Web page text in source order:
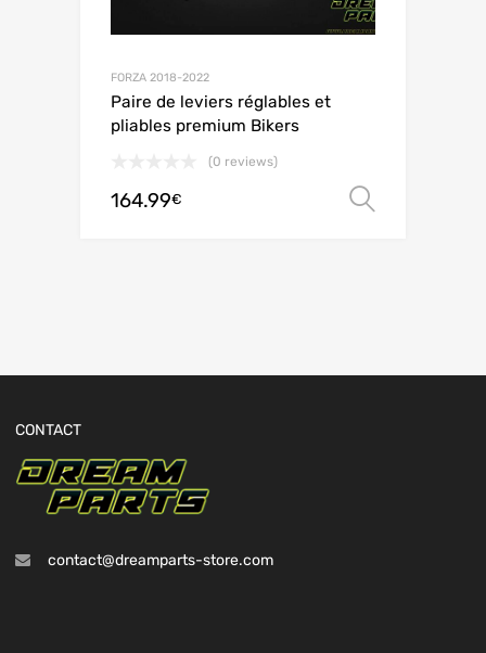
FORZA 2018-2022
Paire de leviers réglables et
pliables premium Bikers
(0 reviews)
164.99€
CONTACT
contact@dreamparts-store.com